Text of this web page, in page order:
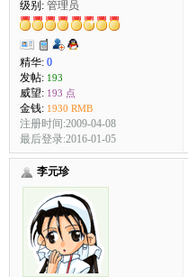
级别: 管理员
精华: 0
发帖: 193
威望: 193 点
金钱: 1930 RMB
注册时间:2009-04-08
最后登录:2016-01-05
李元珍